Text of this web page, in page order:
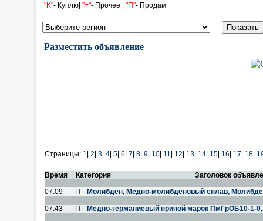
"K"- Куплю| "="- Прочее | "П"- Продам
Разместить объявление
Страницы: 1| 2 3 4 5 6 7 8 9 10 11 12 13 14 15 16 17 18
Время Категория
Заголовок
07:09
П Молибден, Медно-молибденовый сплав,
07:43 П Медно-германиевый припой марок ПмГрОБ10-1-